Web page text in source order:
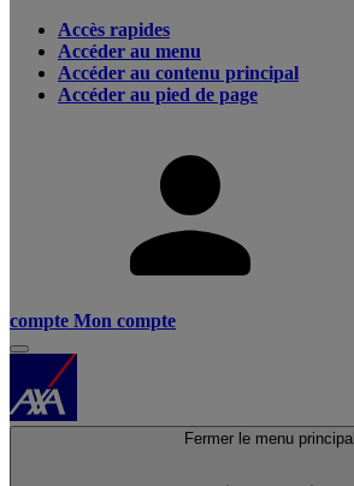
Accès rapides
Accéder au menu
Accéder au contenu principal
Accéder au pied de page
compte Mon compte
Fermer le menu principal